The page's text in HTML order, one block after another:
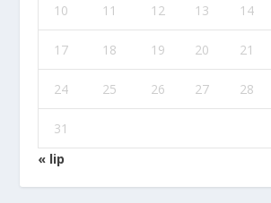
10 11 12 13 14
17 18 19 20 21
24 25 26 27 28
31
« lip